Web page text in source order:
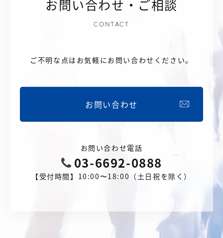
お問い合わせ・ご相談
CONTACT
ご不明な点はお気軽にお問い合わせください。
お問い合わせ
お問い合わせ電話
03-6692-0888
【受付時間】10:00〜18:00（土日祝を除く）